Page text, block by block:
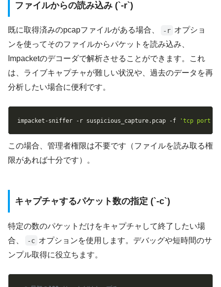
ファイルからの読み込み (`-r`)
既に取得済みのpcapファイルがある場合、 -r オプショ
ンを使ってそのファイルからパケットを読み込み、
Impacketのデコーダで解析させることができます。これ
は、ライブキャプチャが難しい状況や、過去のデータを再
分析したい場合に便利です。
impacket-sniffer -r suspicious_capture.pcap -f 'tcp port
この場合、管理者権限は不要です（ファイルを読み取る権
限があれば十分です）。
キャプチャするパケット数の指定 (`-c`)
特定の数のパケットだけをキャプチャして終了したい場
合、
-c オプションを使用します。デバッグや短時間のサ
ンプル取得に役立ちます。